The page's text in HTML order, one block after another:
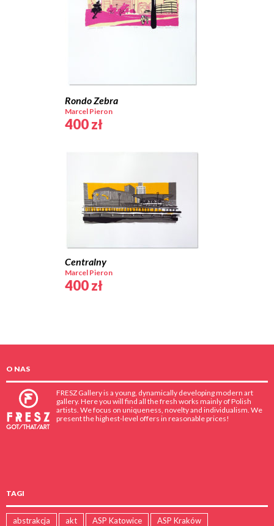
Rondo Zebra
Marcel Pieron
400zł
Centralny
Marcel Pieron
400zł
O NAS
FRESZ Gallery is a young, dynamically developing modern art
gallery. Here you will find all the fresh works mainly of Polish
artists. We focus on uniqueness, novelty and individualism. We
present the highest-level offers in reasonable prices!
TAGI
abstrakcja akt ASP Katowice
ASP Kraków